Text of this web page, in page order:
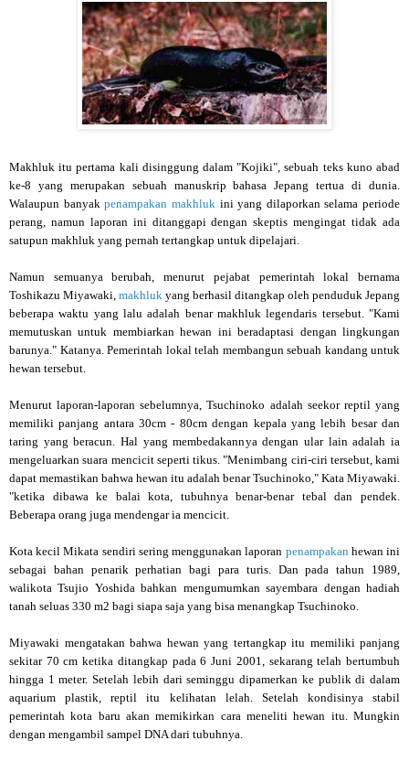
Makhluk itu pertama kali disinggung dalam "Kojiki", sebuah teks kuno abad
ke-8 yang merupakan sebuah manuskrip bahasa Jepang tertua di dunia.
Walaupun banyakpenampakan makhluk ini yang dilaporkan selama periode
perang, namun laporan ini ditanggapi dengan skeptis mengingat tidak ada
satupun makhluk yang pernah tertangkap untuk dipelajari.
Namun semuanya berubah, menurut pejabat pemerintah lokal bernama
Toshikazu Miyawaki, makhluk yang berhasil ditangkap oleh penduduk Jepang
beberapa waktu yang lalu adalah benar makhluk legendaris tersebut. "Kami
memutuskan untuk membiarkan hewan ini beradaptasi dengan lingkungan
barunya." Katanya. Pemerintah lokal telah membangun sebuah kandang untuk
hewan tersebut.
Menurut laporan-laporan sebelumnya, Tsuchinoko adalah seekor reptil yang
memiliki panjang antara 30cm - 80cm dengan kepala yang lebih besar dan
taring yang beracun. Hal yang membedakannya dengan ular lain adalah ia
mengeluarkan suara mencicit seperti tikus. "Menimbang ciri-ciri tersebut, kami
dapat memastikan bahwa hewan itu adalah benar Tsuchinoko," Kata Miyawaki.
"ketika dibawa ke balai kota, tubuhnya benar-benar tebal dan pendek.
Beberapa orang juga mendengar ia mencicit.
Kota kecil Mikata sendiri sering menggunakan laporan penampakan hewan ini
sebagai bahan penarik perhatian bagi para turis. Dan pada tahun 1989,
walikota Tsujio Yoshida bahkan mengumumkan sayembara dengan hadiah
tanah seluas 330 m2 bagi siapa saja yang bisa menangkap Tsuchinoko.
Miyawaki mengatakan bahwa hewan yang tertangkap itu memiliki panjang
sekitar 70 cm ketika ditangkap pada 6 Juni 2001, sekarang telah bertumbuh
hingga 1 meter. Setelah lebih dari seminggu dipamerkan ke publik di dalam
aquarium plastik,reptil itu kelihatan lelah. Setelah kondisinya stabil
pemerintah kota baru akan memikirkan cara meneliti hewan itu. Mungkin
dengan mengambil sampel DNA dari tubuhnya.